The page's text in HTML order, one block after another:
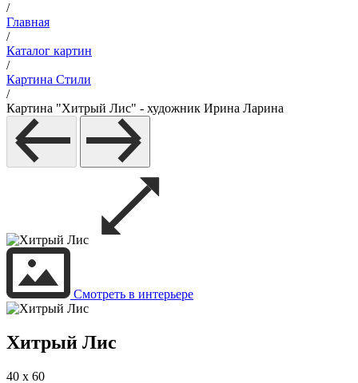
/
Главная
/
Каталог картин
/
Картина Стили
/
Картина "Хитрый Лис" - художник Ирина Ларина
Смотреть в интерьере
Хитрый Лис
40 x 60